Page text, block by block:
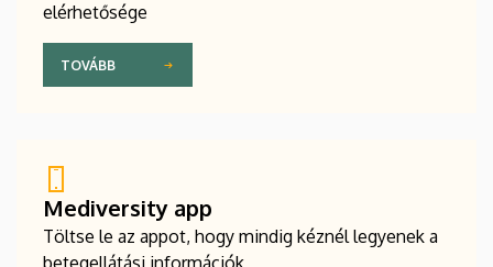
elérhetősége
TOVÁBB
Mediversity app
Töltse le az appot, hogy mindig kéznél legyenek a